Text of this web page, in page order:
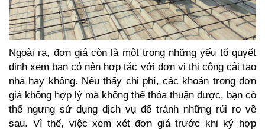
Ngoài ra, đơn giá còn là một trong những yếu tố quyết
định xem bạn có nên hợp tác với đơn vị thi công cải tạo
nhà hay không. Nếu thấy chi phí, các khoản trong đơn
giá không hợp lý mà không thể thỏa thuận được, bạn có
thể ngưng sử dụng dịch vụ để tránh những rủi ro về
sau. Vì thế, việc xem xét đơn giá trước khi ký hợp